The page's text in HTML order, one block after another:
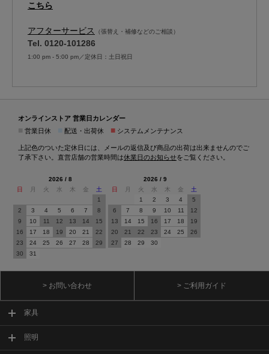
こちら
アフターサービス （張替え・補修などのご相談）
Tel. 0120-101286
1:00 pm - 5:00 pm／定休日：土日祝日
オンラインストア 営業日カレンダー
営業日休 配送・出荷休 ■ システムメンテナンス
上記色のついた定休日には、メールの返信及び商品の出荷は出来ませんのでご
了承下さい。直営店舗の営業時間は休業日のお知らせをご覧ください。
2026 / 8
日
月 火 水 木 金
土
1
2
3 4 5 6 7
8
9
10 11 12 13 14
15
16
17 18 19 20 21
22
23
24 25 26 27 28
29
30
31
2026 / 9
日
月 火 水 木 金
土
1
2 3 4
5
6
7 8 9 10 11
12
13
14 15 16 17 18
19
20
21 22 23 24 25
26
27
28 29 30
> お問い合わせ > ご利用ガイド
家具
照明